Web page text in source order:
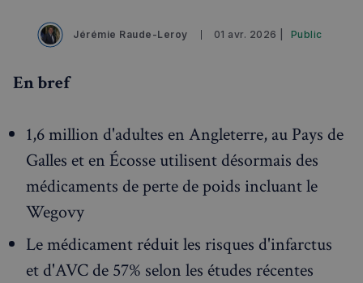
Rechercher dans Français à Londres - Magazine
Jérémie Raude-Leroy 01 avr. 2026 | Public
En bref
1,6 million d'adultes en Angleterre, au Pays de
Galles et en Écosse utilisent désormais des
médicaments de perte de poids incluant le
Wegovy
Le médicament réduit les risques d'infarctus
et d'AVC de 57% selon les études récentes